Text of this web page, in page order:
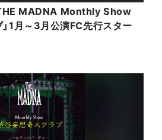
MADNA Monthly Show
1月～3月公演FC先行スター